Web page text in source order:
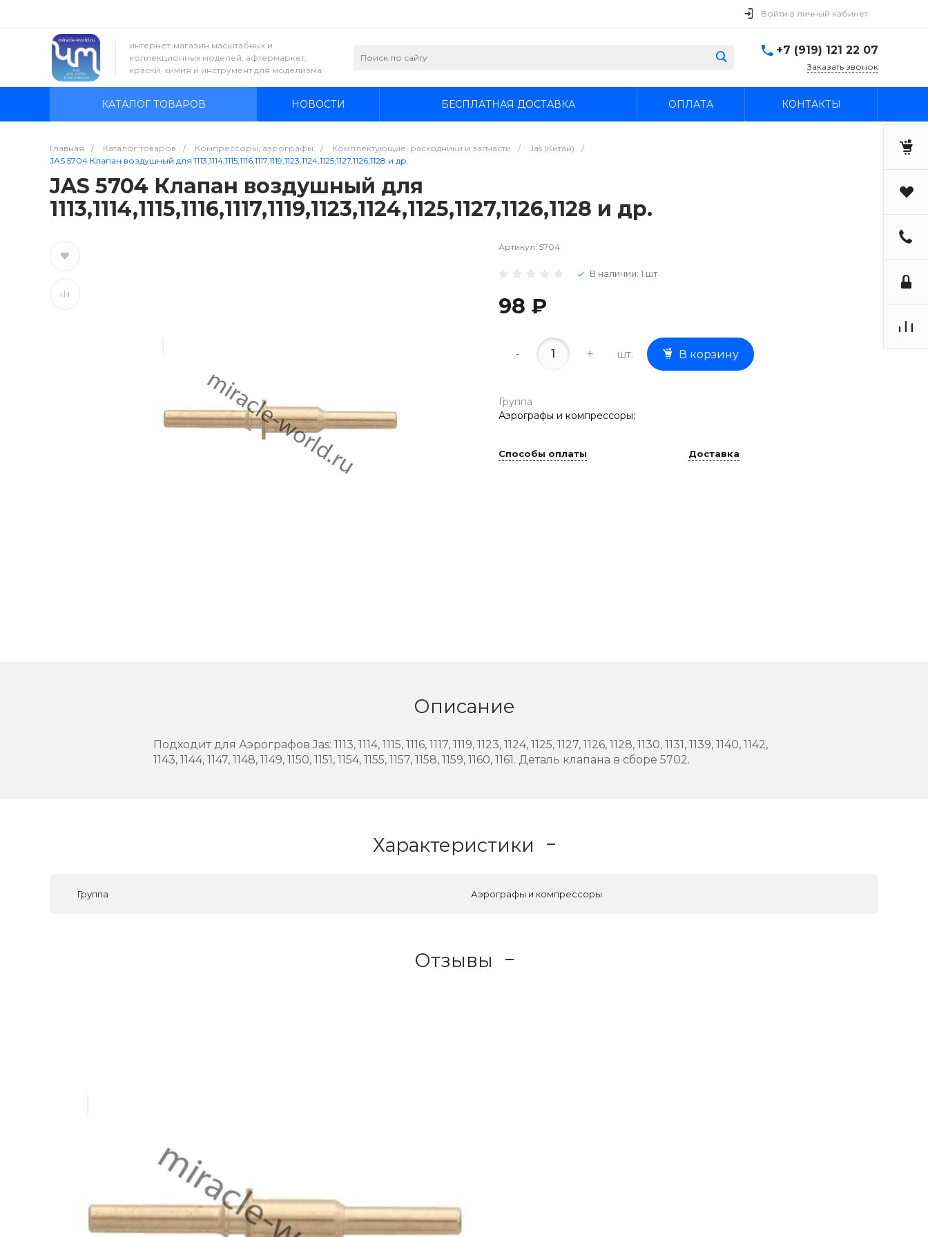
Войти в личный кабинет
интернет-магазин масштабных и
коллекционных моделей, афтермаркет,
краски, химия и инструмент для моделизма
+7 (919) 121 22 07
Заказать звонок
КАТАЛОГ ТОВАРОВ НОВОСТИ БЕСПЛАТНАЯ ДОСТАВКА ОПЛАТА КОНТАКТЫ
Главная / Каталог товаров / Компрессоры, аэрографы / Комплектующие, расходники и запчасти / Jas (Китай)
/
JAS 5704 Клапан воздушный для 1113,1114,1115,1116,1117,1119,1123,1124,1125,1127,1126,1128 и др.
JAS 5704 Клапан воздушный для
1113,1114,1115,1116,1117,1119,1123,1124,1125,1127,1126,1128 и др.
Артикул: 5704
В наличии: 1 шт
98 ₽
- + шт. В корзину
Группа
Аэрографы и компрессоры;
Способы оплаты Доставка
Описание
Подходит для Аэрографов Jas: 1113, 1114, 1115, 1116, 1117, 1119, 1123, 1124, 1125, 1127, 1126, 1128, 1130, 1131, 1139, 1140, 1142,
1143, 1144, 1147, 1148, 1149, 1150, 1151, 1154, 1155, 1157, 1158, 1159, 1160, 1161. Деталь клапана в сборе 5702.
Характеристики
Группа Аэрографы и компрессоры
Отзывы